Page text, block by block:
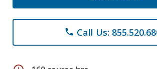
phone Call Us: